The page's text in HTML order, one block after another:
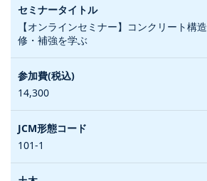
【オンラインセミナー】コンクリート構
修・補強を学ぶ
14,300
101-1